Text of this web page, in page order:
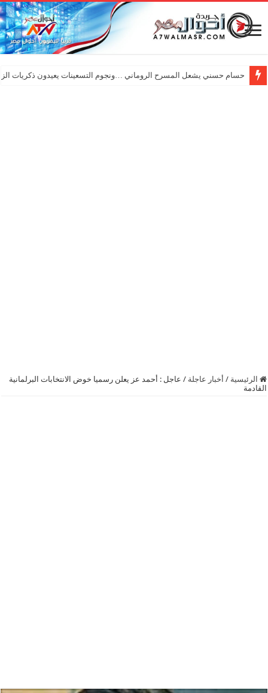
حسام حسني يشعل المسرح الروماني …ونجوم التسعينات يعيدون ذكريات
الرئيسية / أخبار عاجلة / عاجل : أحمد عز يعلن رسميا خوض الانتخابات البرلمانية
القادمة